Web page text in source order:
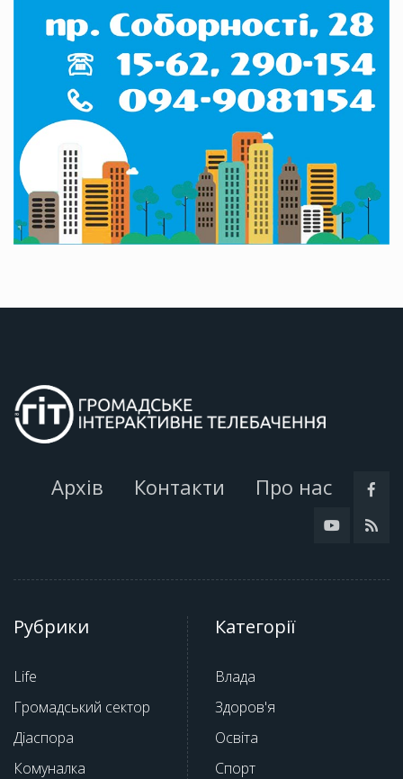
Архів Контакти Про нас
Рубрики
Life
Громадський сектор
Діаспора
Комуналка
Категорії
Влада
Здоров'я
Освіта
Спорт